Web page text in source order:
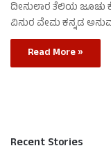
ದೀನುಲಾರ ತೆಲಿಯ ಜೂಚು
ವಿನುರ ವೇಮ ಕನ್ನಡ
Read More »
Recent Stories